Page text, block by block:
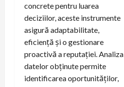
concrete pentru luarea
deciziilor, aceste instrumente
asigură adaptabilitate,
eficiență și o gestionare
proactivă a reputației. Analiza
datelor obținute permite
identificarea oportunităților,